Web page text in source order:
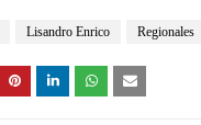
Lisandro Enrico Regionales